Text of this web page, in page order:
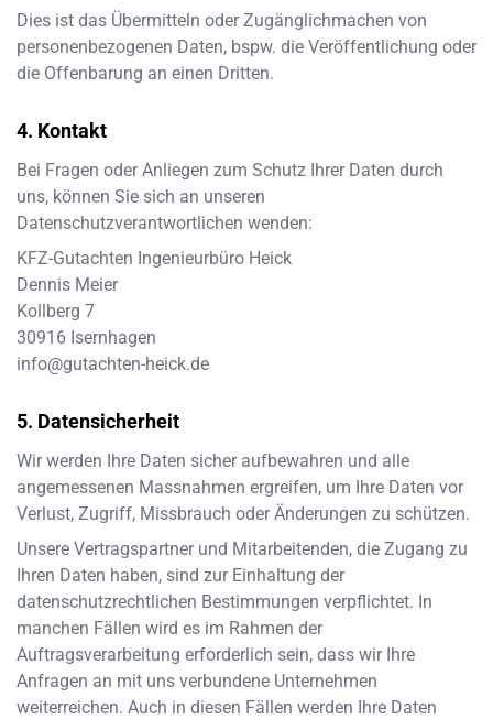
Dies ist das Übermitteln oder Zugänglichmachen von
personenbezogenen Daten, bspw. die Veröffentlichung oder
die Offenbarung an einen Dritten.
Kontakt
Bei Fragen oder Anliegen zum Schutz Ihrer Daten durch
uns, können Sie sich an unseren
Datenschutzverantwortlichen wenden:
KFZ-Gutachten Ingenieurbüro Heick
Dennis Meier
Kollberg 7
30916 Isernhagen
info@gutachten-heick.de
Datensicherheit
Wir werden Ihre Daten sicher aufbewahren und alle
angemessenen Massnahmen ergreifen, um Ihre Daten vor
Verlust, Zugriff, Missbrauch oder Änderungen zu schützen.
Unsere Vertragspartner und Mitarbeitenden, die Zugang zu
Ihren Daten haben, sind zur Einhaltung der
datenschutzrechtlichen Bestimmungen verpflichtet. In
manchen Fällen wird es im Rahmen der
Auftragsverarbeitung erforderlich sein, dass wir Ihre
Anfragen an mit uns verbundene Unternehmen
weiterreichen. Auch in diesen Fällen werden Ihre Daten